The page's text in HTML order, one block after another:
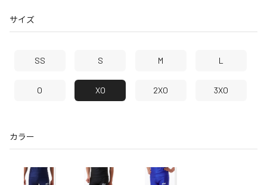
サイズ
SS S M L
O XO 2XO 3XO
カラー